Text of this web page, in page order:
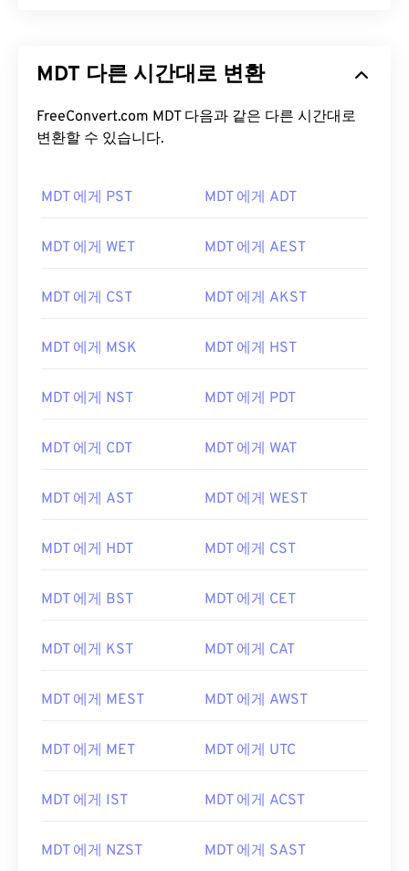
MDT 다른 시간대로 변환
FreeConvert.com MDT 다음과 같은 다른 시간대로
변환할 수 있습니다.
MDT 에게 PST MDT 에게 ADT
MDT 에게 WET MDT 에게 AEST
MDT 에게 CST MDT 에게 AKST
MDT 에게 MSK MDT 에게 HST
MDT 에게 NST MDT 에게 PDT
MDT 에게 CDT MDT 에게 WAT
MDT 에게 AST MDT 에게 WEST
MDT 에게 HDT MDT 에게 CST
MDT 에게 BST MDT 에게 CET
MDT 에게 KST MDT 에게 CAT
MDT 에게 MEST MDT 에게 AWST
MDT 에게 MET MDT 에게 UTC
MDT 에게 IST MDT 에게 ACST
MDT 에게 NZST MDT 에게 SAST